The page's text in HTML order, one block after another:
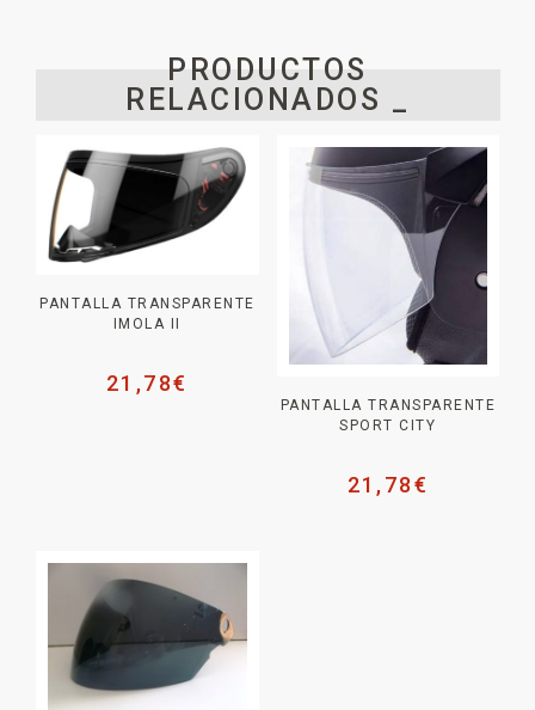
PRODUCTOS
RELACIONADOS _
PANTALLA TRANSPARENTE
IMOLA II
21,78€
PANTALLA TRANSPARENTE
SPORT CITY
21,78€